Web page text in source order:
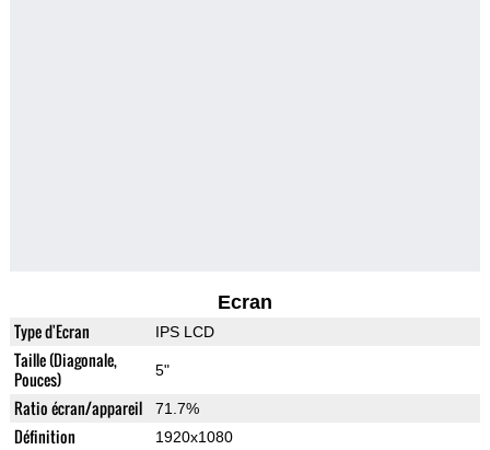
Ecran
Type d'Ecran IPS LCD
Taille (Diagonale,
Pouces)
5"
Ratio écran/appareil 71.7%
Définition 1920x1080